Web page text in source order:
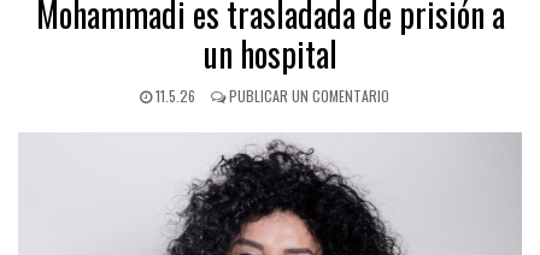
Mohammadi es trasladada de prisión a
un hospital
11.5.26 PUBLICAR UN COMENTARIO